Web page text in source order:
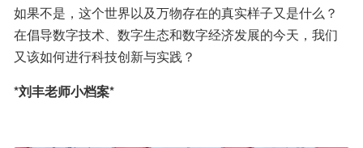
如果不是，这个世界以及万物存在的真实样子又是什么？
在倡导数字技术、数字生态和数字经济发展的今天，我们
又该如何进行科技创新与实践？
*刘丰老师小档案*